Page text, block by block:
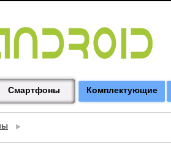
Смартфоны Комплектующие